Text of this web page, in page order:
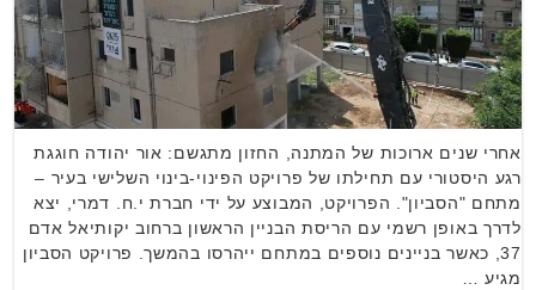
אחרי שנים ארוכות של המתנה, החזון מתגשם: אור יהודה חוגגת
רגע היסטורי עם תחילתו של פרויקט הפינוי-בינוי השלישי בעיר –
מתחם "הסביון". הפרויקט, המבוצע על ידי חברת י.ח. דמרי, יצא
לדרך באופן רשמי עם הריסת הבניין הראשון ברחוב יקותיאל אדם
37, כאשר בניינים נוספים במתחם ייהרסו בהמשך. פרויקט הסביון
מגיע …